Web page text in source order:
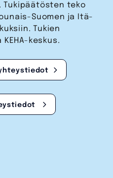
Tukipäätösten teko
Suomen ja Itä-
Tukien
keskus.